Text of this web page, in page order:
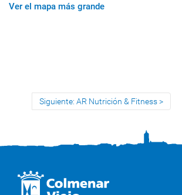
Ver el mapa más grande
Siguiente: AR Nutrición & Fitness